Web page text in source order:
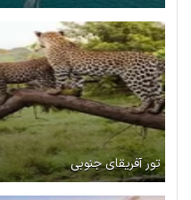
تور آفریقای جنوبی